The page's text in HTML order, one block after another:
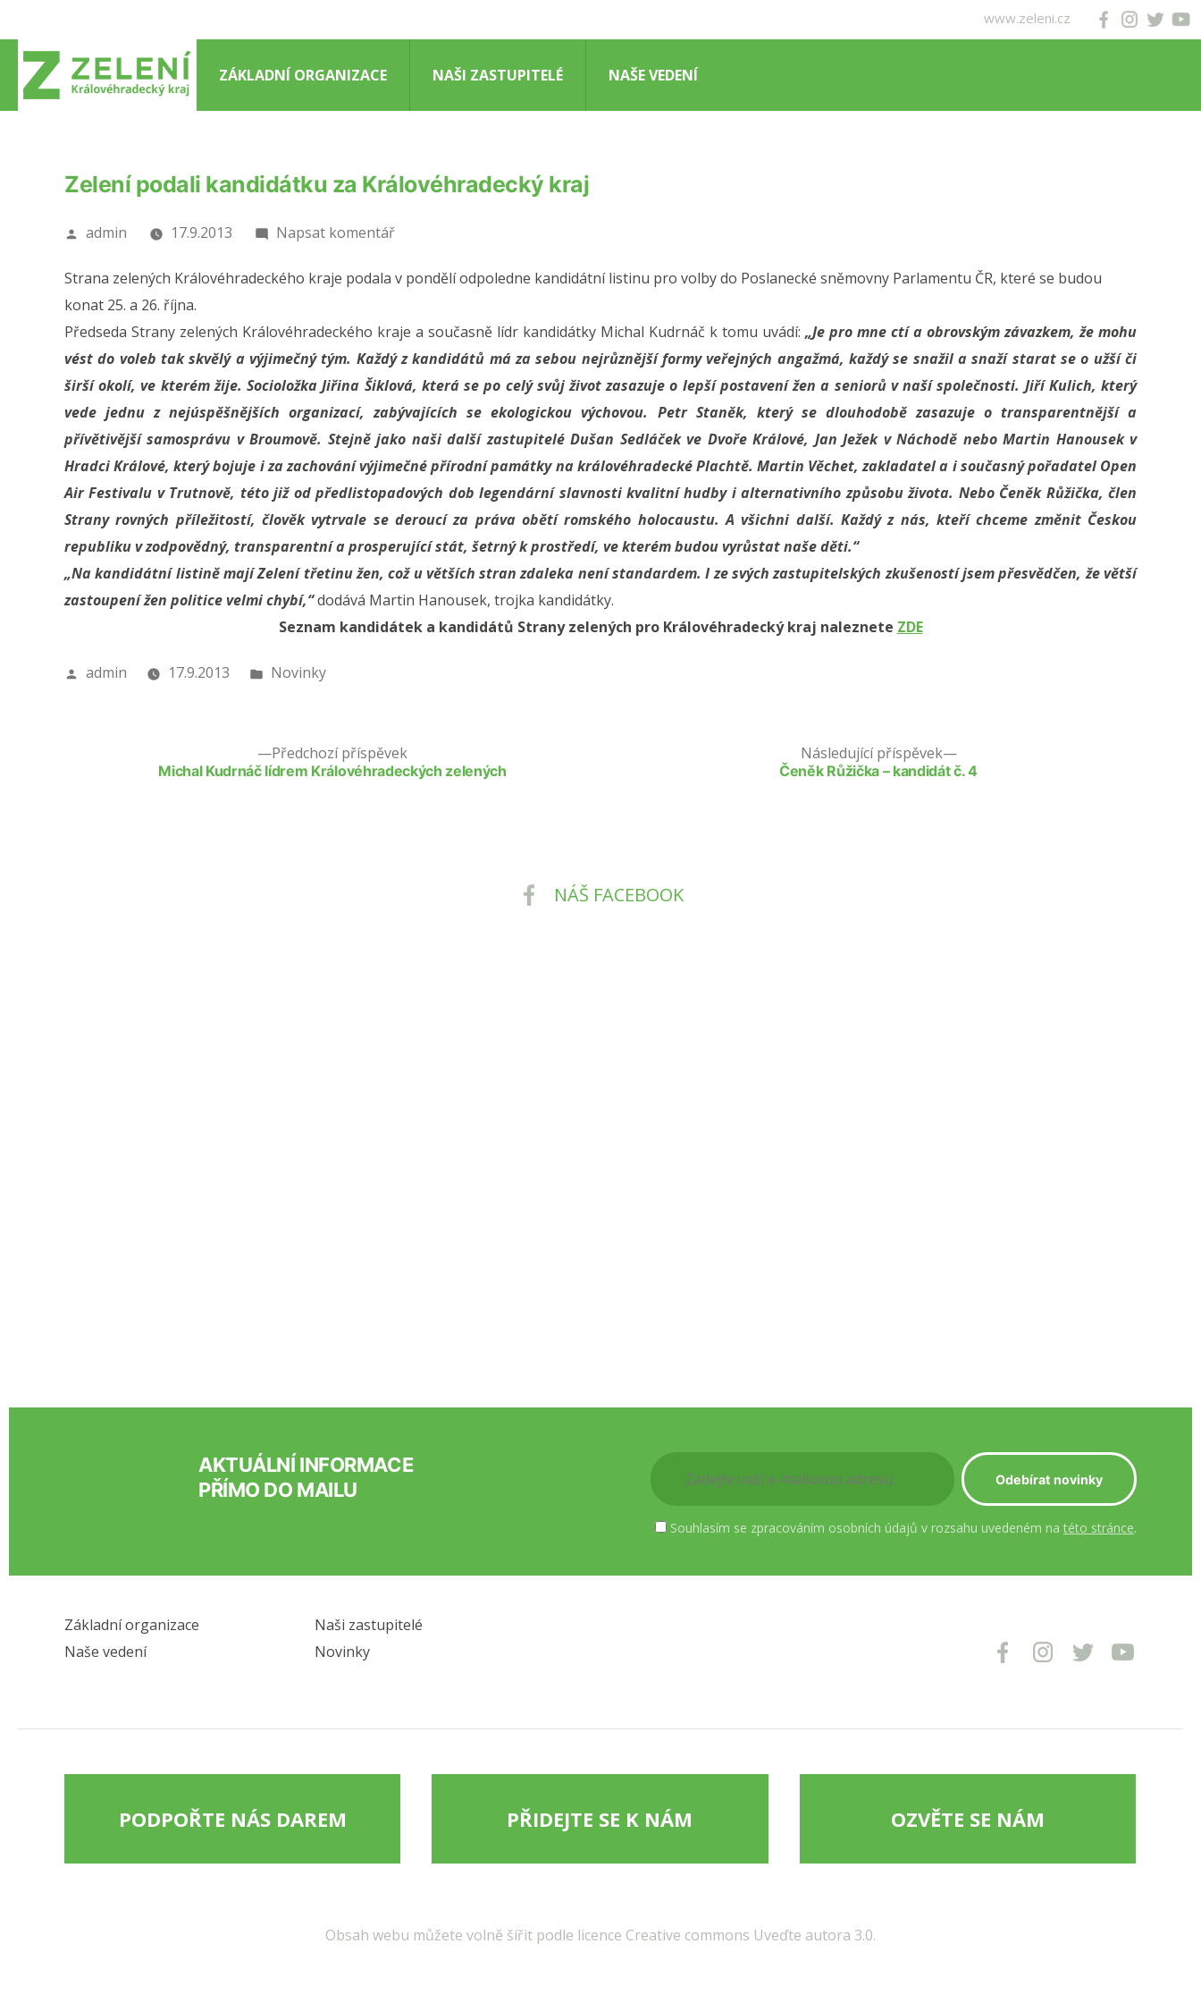
k
obsahu
webu
www.zeleni.cz
ZÁKLADNÍ ORGANIZACE NAŠI ZASTUPITELÉ NAŠE VEDENÍ
Zelení podali kandidátku za Královéhradecký kraj
Autor
admin 17.9.2013 Napsat komentář
podali
za
Královéhradecký
kraj
Strana zelených Královéhradeckého kraje podala v pondělí odpoledne kandidátní listinu pro volby do Poslanecké sněmovny Parlamentu ČR, které se budou
konat 25. a 26. října.
Předseda Strany zelených Královéhradeckého kraje a současně lídr kandidátky Michal Kudrnáč k tomu uvádí: „Je pro mne ctí a obrovským závazkem, že mohu
vést do voleb tak skvělý a výjimečný tým. Každý z kandidátů má za sebou nejrůznější formy veřejných angažmá, každý se snažil a snaží starat se o užší či
širší okolí, ve kterém žije. Socioložka Jiřina Šiklová, která se po celý svůj život zasazuje o lepší postavení žen a seniorů v naší společnosti. Jiří Kulich, který
vede jednu z nejúspěšnějších organizací, zabývajících se ekologickou výchovou. Petr Staněk, který se dlouhodobě zasazuje o transparentnější a
přívětivější samosprávu v Broumově. Stejně jako naši další zastupitelé Dušan Sedláček ve Dvoře Králové, Jan Ježek v Náchodě nebo Martin Hanousek v
Hradci Králové, který bojuje i za zachování výjimečné přírodní památky na královéhradecké Plachtě. Martin Věchet, zakladatel a i současný pořadatel Open
Air Festivalu v Trutnově, této již od předlistopadových dob legendární slavnosti kvalitní hudby i alternativního způsobu života. Nebo Čeněk Růžička, člen
Strany rovných příležitostí, člověk vytrvale se deroucí za práva obětí romského holocaustu. A všichni další. Každý z nás, kteří chceme změnit Českou
republiku v zodpovědný, transparentní a prosperující stát, šetrný k prostředí, ve kterém budou vyrůstat naše děti.“
„Na kandidátní listině mají Zelení třetinu žen, což u větších stran zdaleka není standardem. I ze svých zastupitelských zkušeností jsempřesvědčen, že větší
zastoupení žen politice velmi chybí,“dodává Martin Hanousek, trojka kandidátky.
Seznam kandidátek a kandidátů Strany zelených pro Královéhradecký kraj naleznete ZDE
Autor
admin 17.9.2013
Publikováno
Novinky
Předchozí příspěvek
Michal Kudrnáč lídrem Královéhradeckých zelených
Následující příspěvek
Čeněk Růžička – kandidát č. 4
NÁŠ FACEBOOK
AKTUÁLNÍ INFORMACE
PŘÍMO DO MAILU
Souhlasím se zpracováním osobních údajů v rozsahu uvedeném na této stránce.
Základní organizace
Naši zastupitelé
Naše vedení
Novinky
PODPOŘTE NÁS DAREM PŘIDEJTE SE K NÁM OZVĚTE SE NÁM
Obsah webu můžete volně šířit podle licence Creative commons Uveďte autora 3.0.